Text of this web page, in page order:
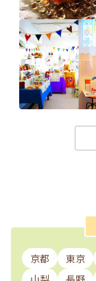
京都 東京